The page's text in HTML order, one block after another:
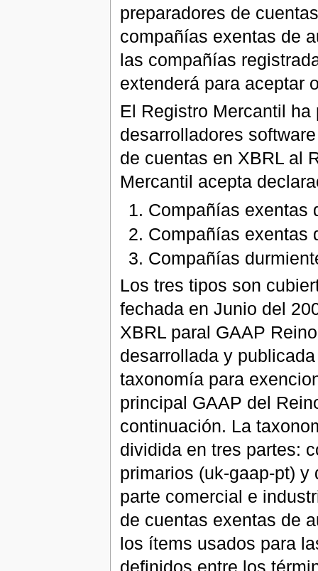
preparadores de
compañías exentas de
las compañías
extenderá para aceptar
El Registro Mercantil
desarrolladores
de cuentas en XBRL al
Mercantil acepta
Compañías exentas
Compañías exentas
Compañías
Los tres tipos son
fechada en Junio del
XBRL paral GAAP
desarrollada y
taxonomía para
principal GAAP del
continuación. La
dividida en tres partes:
primarios (uk-gaap-pt)
parte comercial e
de cuentas exentas de
los ítems usados para
definidos entre los